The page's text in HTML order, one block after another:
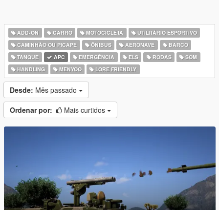
ADD-ON CARRO MOTOCICLETA
UTILITÁRIO ESPORTIVO
CAMINHÃO OU PICAPE
ÔNIBUS AERONAVE
BARCO
TANQUE
APC EMERGÊNCIA ELS RODAS
SOM
HANDLING
MENYOO LORE FRIENDLY
Desde: Mês passado
Ordenar por: Mais curtidos